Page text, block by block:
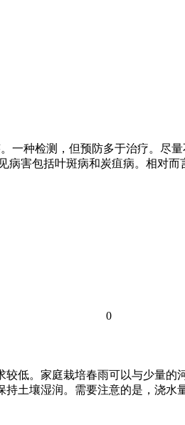
一种检测，但预防多于治疗。尽
害包括叶斑病和炭疽病。相对
0
低。家庭栽培春雨可以与少量的
土壤湿润。需要注意的是，浇水